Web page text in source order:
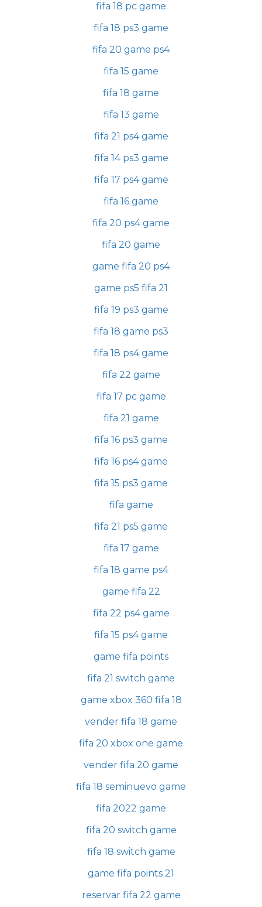
fifa 18 pc game
fifa 18 ps3 game
fifa 20 game ps4
fifa 15 game
fifa 18 game
fifa 13 game
fifa 21 ps4 game
fifa 14 ps3 game
fifa 17 ps4 game
fifa 16 game
fifa 20 ps4 game
fifa 20 game
game fifa 20 ps4
game ps5 fifa 21
fifa 19 ps3 game
fifa 18 game ps3
fifa 18 ps4 game
fifa 22 game
fifa 17 pc game
fifa 21 game
fifa 16 ps3 game
fifa 16 ps4 game
fifa 15 ps3 game
fifa game
fifa 21 ps5 game
fifa 17 game
fifa 18 game ps4
game fifa 22
fifa 22 ps4 game
fifa 15 ps4 game
game fifa points
fifa 21 switch game
game xbox 360 fifa 18
vender fifa 18 game
fifa 20 xbox one game
vender fifa 20 game
fifa 18 seminuevo game
fifa 2022 game
fifa 20 switch game
fifa 18 switch game
game fifa points 21
reservar fifa 22 game